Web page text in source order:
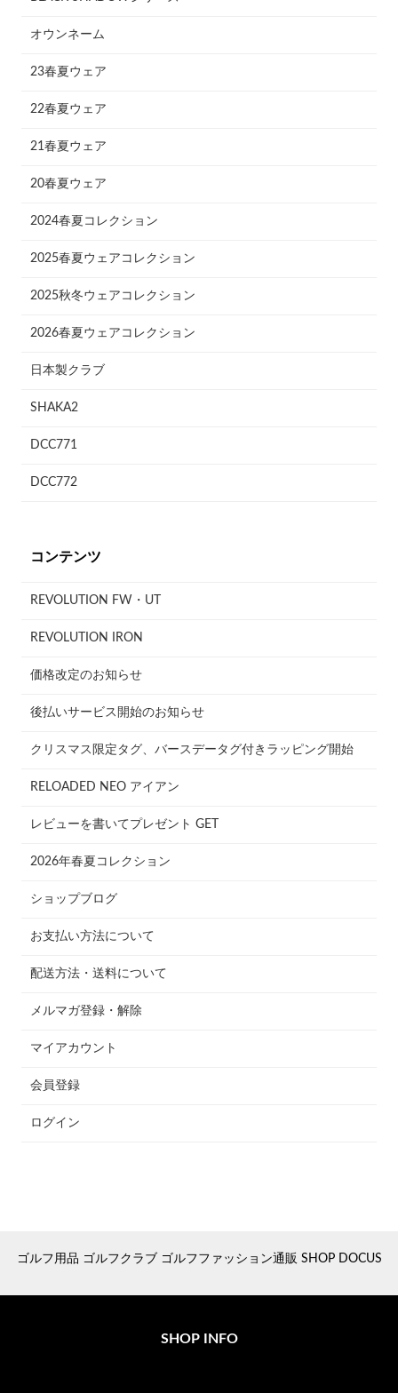
オウンネーム
23春夏ウェア
22春夏ウェア
21春夏ウェア
20春夏ウェア
2024春夏コレクション
2025春夏ウェアコレクション
2025秋冬ウェアコレクション
2026春夏ウェアコレクション
日本製クラブ
SHAKA2
DCC771
DCC772
コンテンツ
REVOLUTION FW・UT
REVOLUTION IRON
価格改定のお知らせ
後払いサービス開始のお知らせ
クリスマス限定タグ、バースデータグ付きラッピング開始
RELOADED NEO アイアン
レビューを書いてプレゼント GET
2026年春夏コレクション
ショップブログ
お支払い方法について
配送方法・送料について
メルマガ登録・解除
マイアカウント
会員登録
ログイン
ゴルフ用品 ゴルフクラブ ゴルフファッション通販 SHOP DOCUS
SHOP INFO